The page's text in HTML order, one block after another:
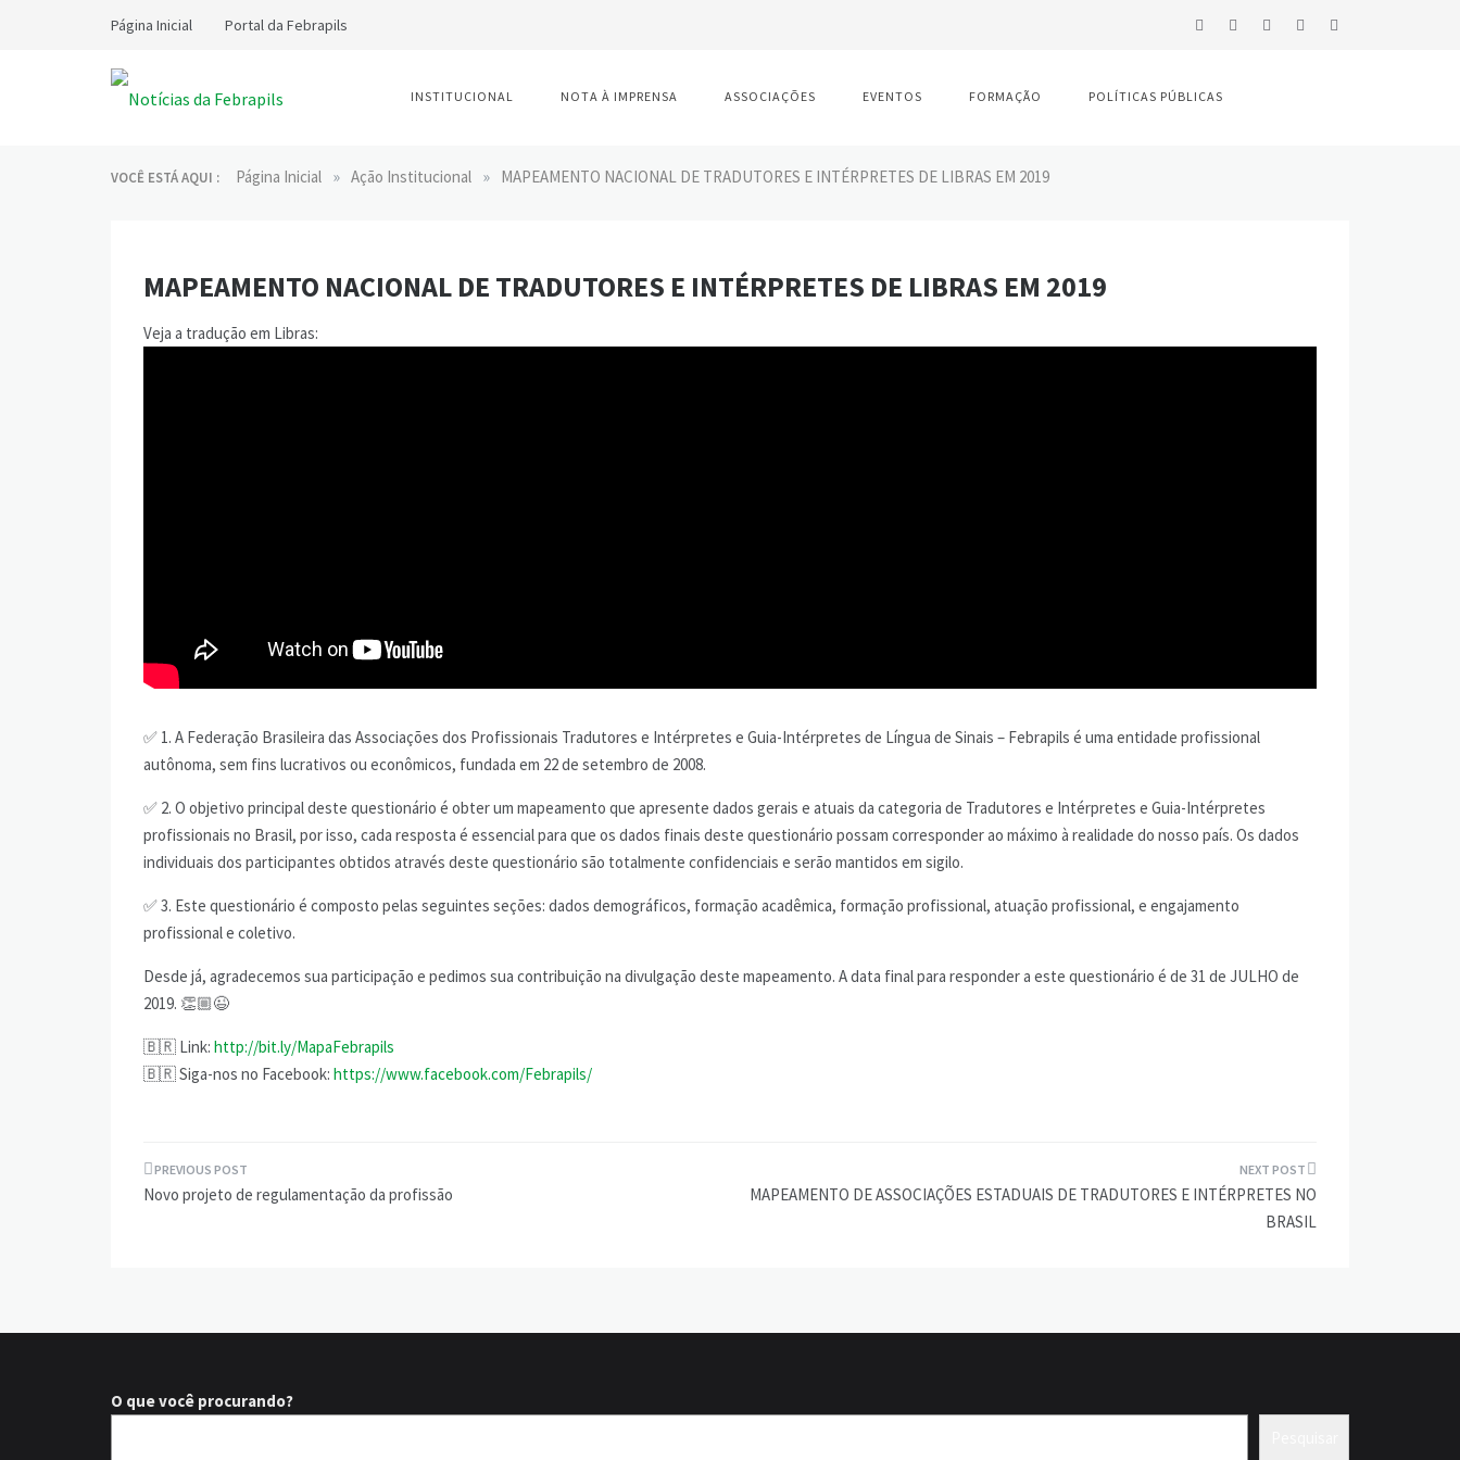
Página Inicial Portal da Febrapils
Febrapils
Profissionais Tradutores
INSTITUCIONAL NOTA À IMPRENSA ASSOCIAÇÕES EVENTOS FORMAÇÃO POLÍTICAS PÚBLICAS
VOCÊ ESTÁ AQUI : Página Inicial » Ação Institucional » MAPEAMENTO NACIONAL DE TRADUTORES E INTÉRPRETES DE LIBRAS EM 2019
MAPEAMENTO NACIONAL DE TRADUTORES E INTÉRPRETES DE LIBRAS EM 2019
Veja a tradução em Libras:
✅ 1. A Federação Brasileira das Associações dos Profissionais Tradutores e Intérpretes e Guia-Intérpretes de Língua de Sinais – Febrapils é uma entidade profissional
autônoma, sem fins lucrativos ou econômicos, fundada em 22 de setembro de 2008.
✅ 2. O objetivo principal deste questionário é obter um mapeamento que apresente dados gerais e atuais da categoria de Tradutores e Intérpretes e Guia-Intérpretes
profissionais no Brasil, por isso, cada resposta é essencial para que os dados finais deste questionário possam corresponder ao máximo à realidade do nosso país. Os dados
individuais dos participantes obtidos através deste questionário são totalmente confidenciais e serão mantidos em sigilo.
✅ 3. Este questionário é composto pelas seguintes seções: dados demográficos, formação acadêmica, formação profissional, atuação profissional, e engajamento
profissional e coletivo.
Desde já, agradecemos sua participação e pedimos sua contribuição na divulgação deste mapeamento. A data final para responder a este questionário é de 31 de JULHO de
2019. 👏🏼😉
🇧🇷 Link: http://bit.ly/MapaFebrapils
🇧🇷 Siga-nos no Facebook: https://www.facebook.com/Febrapils/
Navegação
de
Novo projeto de regulamentação da profissão
MAPEAMENTO DE ASSOCIAÇÕES ESTADUAIS DE TRADUTORES E INTÉRPRETES NO
BRASIL
O que você procurando?